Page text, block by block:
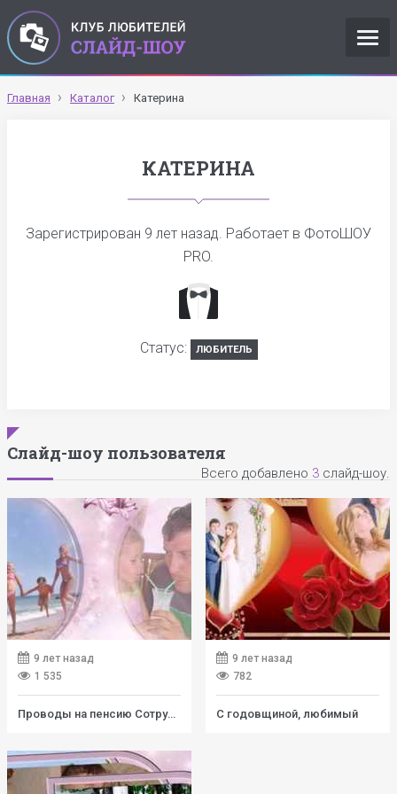
Главная Каталог Катерина
КАТЕРИНА
Зарегистрирован 9 лет назад. Работает в ФотоШОУ
PRO.
Статус: ЛЮБИТЕЛЬ
Слайд-шоу пользователя
Всего добавлено 3 слайд-шоу.
9 лет назад
1 535
Проводы на пенсию Сотрудника МЧС
9 лет назад
782
С годовщиной, любимый